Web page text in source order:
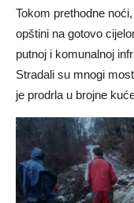
Tokom prethodne
opštini na gotovo
putnoj i komunalnoj
Stradali su mnogi
je prodrla u brojne